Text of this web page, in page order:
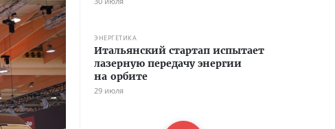
ЭНЕРГЕТИКА
Итальянский стартап испытает
лазерную передачу энергии
на орбите
29 июля